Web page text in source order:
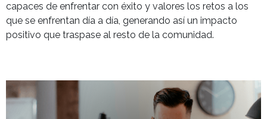
capaces de enfrentar con éxito y valores los retos a los
que se enfrentan día a día, generando así un impacto
positivo que traspase al resto de la comunidad.